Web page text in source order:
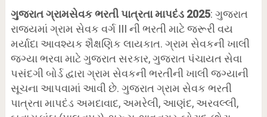
ગુજરાત ગ્રામસેવક ભરતી પાત્રતા માપદંડ 2025: ગુજરાત
રાજ્યમાં ગ્રામ સેવક વર્ગ III ની ભરતી માટે જરૂરી વય
મર્યાદા આવશ્યક શૈક્ષણિક લાયકાત. ગ્રામ સેવકની ખાલી
જગ્યા ભરવા માટે ગુજરાત સરકાર, ગુજરાત પંચાયત સેવા
પસંદગી બોર્ડ દ્વારા ગ્રામ સેવકની ભરતીની ખાલી જગ્યાની
સૂચના આપવામાં આવી છે. ગુજરાત ગ્રામ સેવક ભરતી
પાત્રતા માપદંડ અમદાવાદ, અમરેલી, આણંદ, અરવલ્લી,